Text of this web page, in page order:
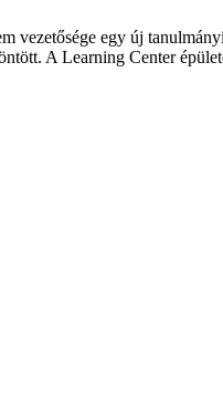
vezetősége egy új
A Learning Center